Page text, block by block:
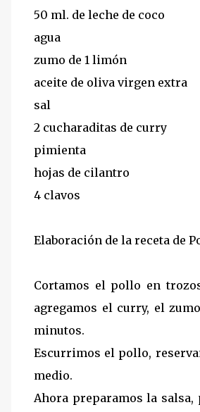
50 ml. de leche de coco
agua
zumo de 1 limón
aceite de oliva virgen extra
sal
2 cucharaditas de curry
pimienta
hojas de cilantro
4 clavos
Elaboración de la receta de
Cortamos el pollo en
agregamos el curry, el
minutos.
Escurrimos el pollo,
medio.
Ahora preparamos la